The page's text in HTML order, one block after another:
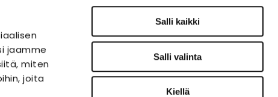
jaamme
miten
joita
Salli kaikki
Salli valinta
Kiellä
VERKKOKAUPPA